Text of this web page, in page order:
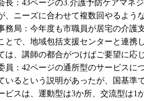
長：43ページの3.介護予防ケアマネ
、ニーズに合わせて複数回やるよう
務局：今年度も市職員が居宅の介護
とで、地域包括支援センターと連携
は、講師の都合がつけばご要望に応
員：42ページの通所型のサービスに
いるという説明があったが、国基準
ビスは、運動型は3か所、交流型は1